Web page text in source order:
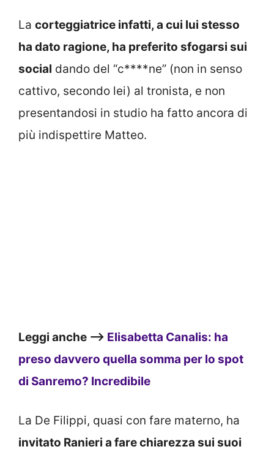
La corteggiatrice infatti, a cui lui stesso
ha dato ragione, ha preferito sfogarsi sui
social dando del “c****ne” (non in senso
cattivo, secondo lei) al tronista, e non
presentandosi in studio ha fatto ancora di
più indispettire Matteo.
Leggi anche –> Elisabetta Canalis: ha
preso davvero quella somma per lo spot
di Sanremo? Incredibile
La De Filippi, quasi con fare materno, ha
invitato Ranieri a fare chiarezza sui suoi